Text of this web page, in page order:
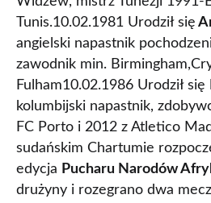
Tunis.10.02.1981 Urodził się
angielski napastnik
zawodnik min.
Fulham10.02.1986 Urodził się
kolumbijski napastnik,
FC Porto i 2012 z Atletico
sudańskim Chartumie
edycja Pucharu Narodów
drużyny i rozegrano dwa